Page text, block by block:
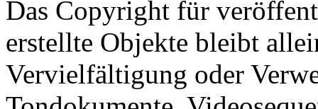
Das Copyright für
erstellte Objekte bleibt
Vervielfältigung oder